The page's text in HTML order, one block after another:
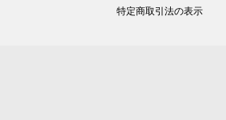
特定商取引法の表示